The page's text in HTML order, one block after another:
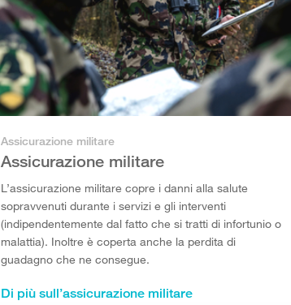
Assicurazione militare
Assicurazione militare
L’assicurazione militare copre i danni alla salute
sopravvenuti durante i servizi e gli interventi
(indipendentemente dal fatto che si tratti di infortunio o
malattia). Inoltre è coperta anche la perdita di
guadagno che ne consegue.
Di più sull’assicurazione militare